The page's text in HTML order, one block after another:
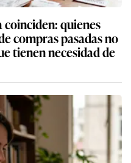
coinciden: quienes
compras pasadas no
tienen necesidad de